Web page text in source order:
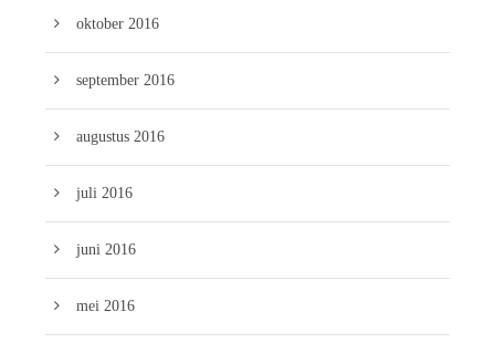
oktober 2016
september 2016
augustus 2016
juli 2016
juni 2016
mei 2016